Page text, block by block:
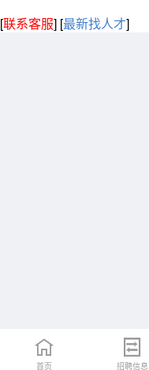
[联系客服] [最新找人才]
首页 招聘信息